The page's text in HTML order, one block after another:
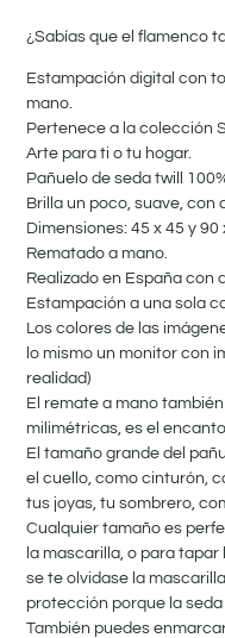
¿Sabías que el flamenco
Estampación digital con
mano.
Pertenece a la colección
Arte para ti o tu hogar.
Pañuelo de seda twill
Brilla un poco, suave, con
Dimensiones: 45 x 45 y 90
Rematado a mano.
Realizado en España con
Estampación a una sola
Los colores de las
lo mismo un monitor con
realidad)
El remate a mano
milimétricas, es el
El tamaño grande del
el cuello, como cinturón,
tus joyas, tu sombrero,
Cualquier tamaño es
la mascarilla, o para
se te olvidase la
protección porque la seda
También puedes